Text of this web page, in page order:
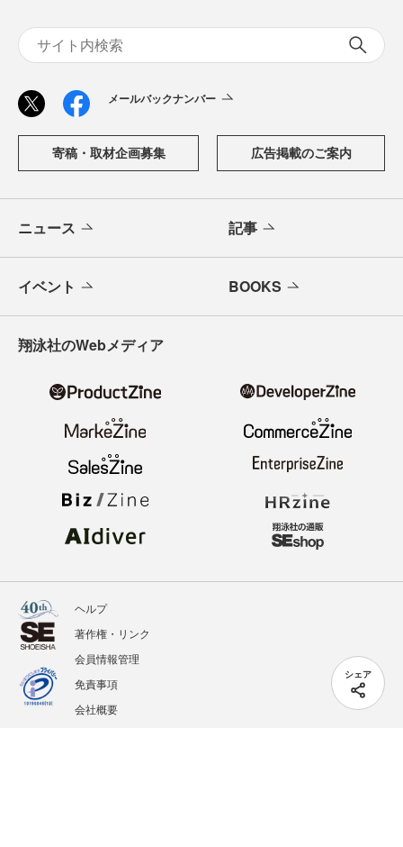
シェア
メールバックナンバー
寄稿・取材企画募集 広告掲載のご案内
ニュース 記事
イベント BOOKS
翔泳社のWebメディア
ヘルプ
著作権・リンク
会員情報管理
免責事項
会社概要